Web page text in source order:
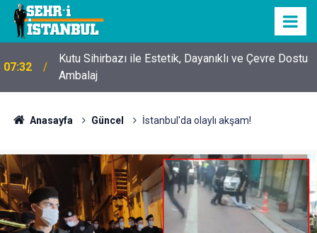
07:32
Kutu Sihirbazı ile Estetik, Dayanıklı ve Çevre Dostu
Ambalaj
Anasayfa Güncel İstanbul'da olaylı akşam!